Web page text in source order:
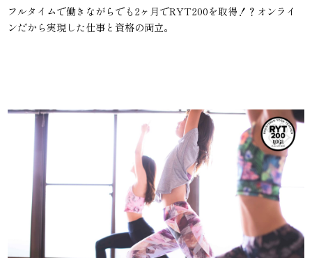
フルタイムで働きながらでも2ヶ月でRYT200を取得！？オンライ
ンだから実現した仕事と資格の両立。